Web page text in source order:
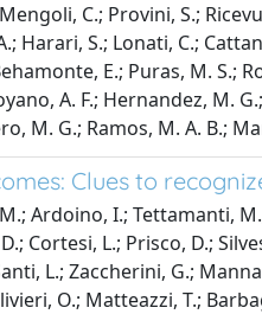
C.; Provini, S.;
Harari, S.; Lonati, C.;
E.; Puras, M.
A. F.; Hernandez, M.
M. G.; Ramos, M. A. B.;
Clues to
Ardoino, I.; Tettamanti,
Cortesi, L.; Prisco, D.;
L.; Zaccherini, G.;
O.; Matteazzi, T.;